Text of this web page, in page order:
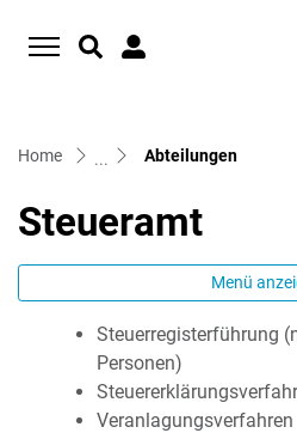
Home Abteilungen
Steueramt
Menü
Steuerregisterführung
Personen)
Veranlagungsverfahren
Zugehörige Objekte